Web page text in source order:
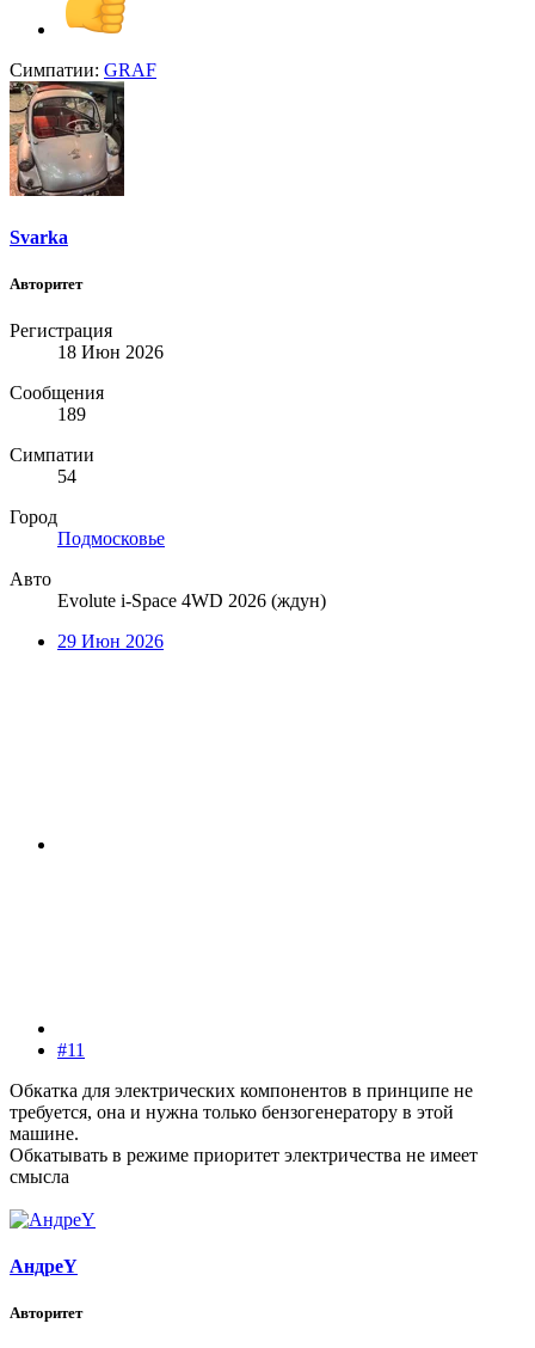
Симпатии: GRAF
Svarka
Авторитет
Регистрация
18 Июн 2026
Сообщения
189
Симпатии
54
Город
Подмосковье
Авто
Evolute i-Space 4WD 2026 (ждун)
29 Июн 2026
#11
Обкатка для электрических компонентов в принципе не
требуется, она и нужна только бензогенератору в этой
машине.
Обкатывать в режиме приоритет электричества не имеет
смысла
АндреY
Авторитет